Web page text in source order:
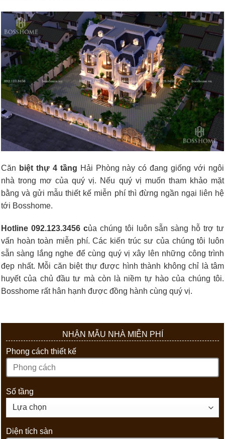
Căn biệt thự 4 tầng Hải Phòng này có đang giống với ngôi
nhà trong mơ của quý vị. Nếu quý vị muốn tham khảo mặt
bằng và gửi mẫu thiết kế miễn phí thì đừng ngần ngại liên hệ
tới Bosshome.
Hotline 092.123.3456 của chúng tôi luôn sẵn sàng hỗ trợ tư
vấn hoàn toàn miễn phí. Các kiến trúc sư của chúng tôi luôn
sẵn sàng lắng nghe để cùng quý vị xây lên những công trình
đẹp nhất. Mỗi căn biệt thự được hình thành không chỉ là tâm
huyết của chủ đầu tư mà còn là niềm tự hào của chúng tôi.
Bosshome rất hân hạnh được đồng hành cùng quý vị.
NHẬN MẪU NHÀ MIỄN PHÍ
Phong cách thiết kế
Số tầng
Diện tích sàn